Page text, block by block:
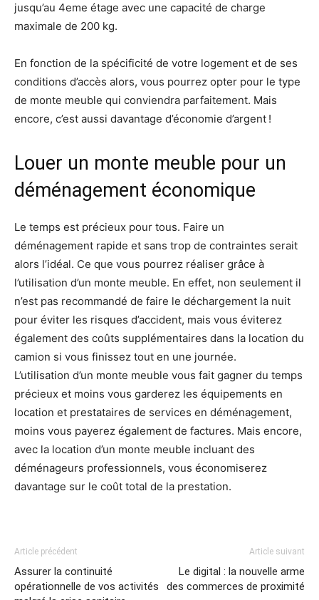
jusqu’au 4eme étage avec une capacité de charge
maximale de 200 kg.
En fonction de la spécificité de votre logement et de ses
conditions d’accès alors, vous pourrez opter pour le type
de monte meuble qui conviendra parfaitement. Mais
encore, c’est aussi davantage d’économie d’argent !
Louer un monte meuble pour un
déménagement économique
Le temps est précieux pour tous. Faire un
déménagement rapide et sans trop de contraintes serait
alors l’idéal. Ce que vous pourrez réaliser grâce à
l’utilisation d’un monte meuble. En effet, non seulement il
n’est pas recommandé de faire le déchargement la nuit
pour éviter les risques d’accident, mais vous éviterez
également des coûts supplémentaires dans la location du
camion si vous finissez tout en une journée.
L’utilisation d’un monte meuble vous fait gagner du temps
précieux et moins vous garderez les équipements en
location et prestataires de services en déménagement,
moins vous payerez également de factures. Mais encore,
avec la location d’un monte meuble incluant des
déménageurs professionnels, vous économiserez
davantage sur le coût total de la prestation.
Article précédent
Assurer la continuité
opérationnelle de vos activités
Article suivant
Le digital : la nouvelle arme
des commerces de proximité